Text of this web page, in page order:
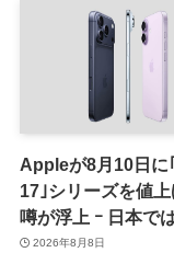
Appleが8月10日
17｣シリーズを値
噂が浮上 ｰ 日本で
上げの可能性も?!
2026年8月8日